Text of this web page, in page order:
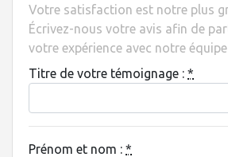
Votre satisfaction est notre plus
Écrivez-nous votre avis afin de
votre expérience avec notre
Titre de votre témoignage : *
Prénom et nom : *